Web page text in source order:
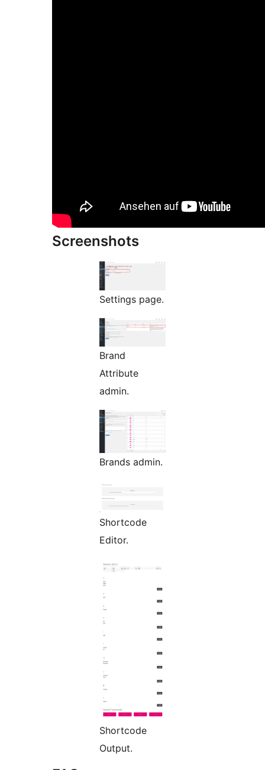
Screenshots
Settings page.
Brand
Attribute
admin.
Brands admin.
Shortcode
Editor.
Shortcode
Output.